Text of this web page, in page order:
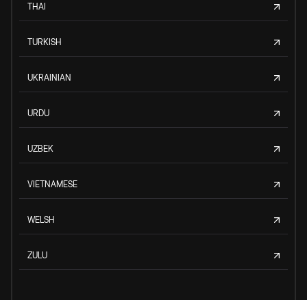
THAI
TURKISH
UKRAINIAN
URDU
UZBEK
VIETNAMESE
WELSH
ZULU